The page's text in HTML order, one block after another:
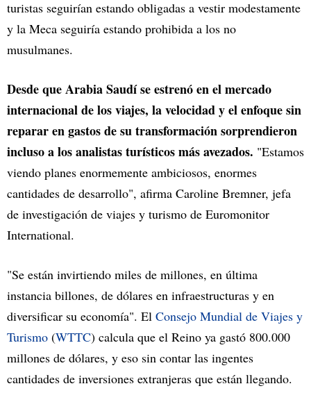
turistas seguirían estando obligadas a vestir modestamente
y la Meca seguiría estando prohibida a los no
musulmanes.
Desde que Arabia Saudí se estrenó en el mercado
internacional de los viajes, la velocidad y el enfoque sin
reparar en gastos de su transformación sorprendieron
incluso a los analistas turísticos más avezados. "Estamos
viendo planes enormemente ambiciosos, enormes
cantidades de desarrollo", afirma Caroline Bremner, jefa
de investigación de viajes y turismo de Euromonitor
International.
"Se están invirtiendo miles de millones, en última
instancia billones, de dólares en infraestructuras y en
diversificar su economía". El Consejo Mundial de Viajes y
Turismo (WTTC) calcula que el Reino ya gastó 800.000
millones de dólares, y eso sin contar las ingentes
cantidades de inversiones extranjeras que están llegando.